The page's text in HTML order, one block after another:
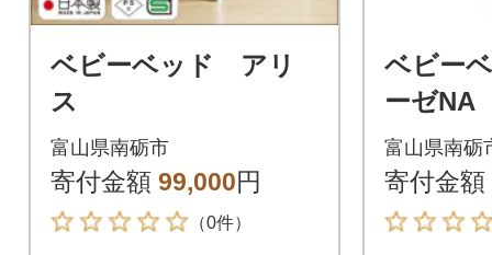
ベビーベッド アリ
ス
富山県南砺市
寄付金額 99,000円
（0件）
ベビー
ーゼNA
富山県南砺
寄付金額